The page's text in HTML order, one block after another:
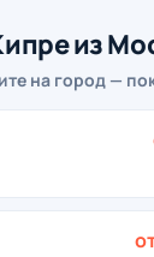
из
на город —